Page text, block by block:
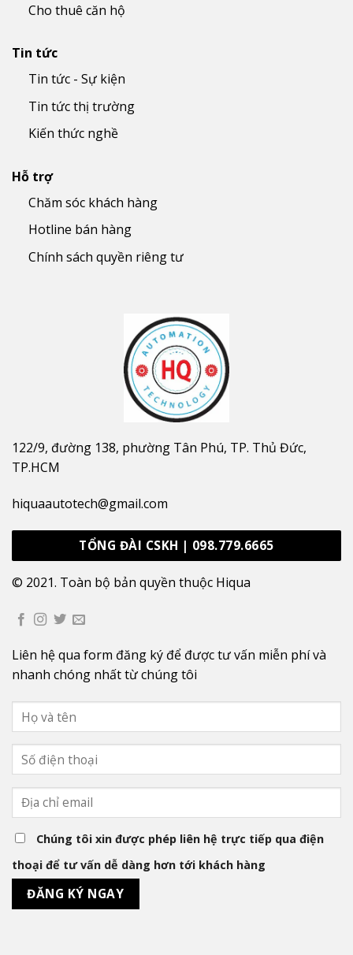
Cho thuê căn hộ
Tin tức
Tin tức - Sự kiện
Tin tức thị trường
Kiến thức nghề
Hỗ trợ
Chăm sóc khách hàng
Hotline bán hàng
Chính sách quyền riêng tư
122/9, đường 138, phường Tân Phú, TP. Thủ Đức,
TP.HCM
hiquaautotech@gmail.com
TỔNG ĐÀI CSKH | 098.779.6665
© 2021. Toàn bộ bản quyền thuộc Hiqua
Liên hệ qua form đăng ký để được tư vấn miễn phí và
nhanh chóng nhất từ chúng tôi
Chúng tôi xin được phép liên hệ trực tiếp qua điện
thoại để tư vấn dễ dàng hơn tới khách hàng